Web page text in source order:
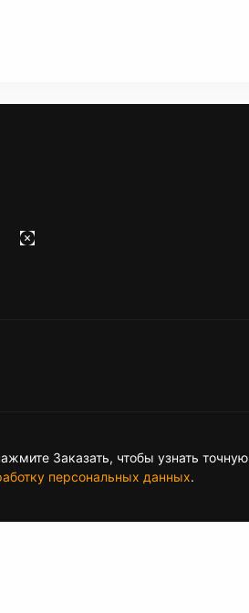
Заказать, чтобы узнать точную
персональных данных.